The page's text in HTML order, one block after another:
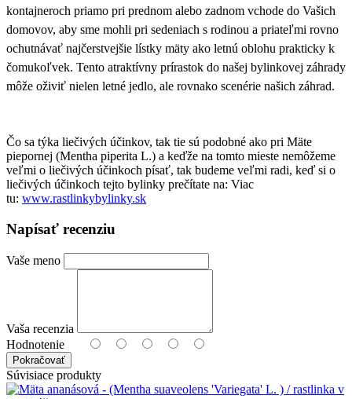
kontajneroch priamo pri prednom alebo zadnom vchode do Vašich
domovov, aby sme mohli pri sedeniach s rodinou a priateľmi rovno
ochutnávať najčerstvejšie lístky mäty ako letnú oblohu prakticky k
čomukoľvek. Tento atraktívny prírastok do našej bylinkovej záhrady
môže oživiť nielen letné jedlo, ale rovnako scenérie našich záhrad.
Čo sa týka liečivých účinkov, tak tie sú podobné ako pri Mäte
piepornej (Mentha piperita L.) a keďže na tomto mieste nemôžeme
veľmi o liečivých účinkoch písať, tak budeme veľmi radi, keď si o
liečivých účinkoch tejto bylinky prečítate na: Viac
tu: www.rastlinkybylinky.sk
Napísať recenziu
Vaše meno
Vaša recenzia
Hodnotenie
Pokračovať
Súvisiace produkty